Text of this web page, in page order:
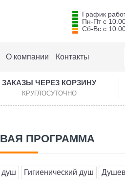
График
Пн-Пт с
Сб-Вс с
О компании Контакты
ЗАКАЗЫ ЧЕРЕЗ КОРЗИНУ
КРУГЛОСУТОЧНО
ПРОГРАММА
душ Гигиенический душ